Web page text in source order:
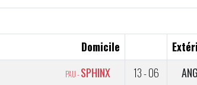
Domicile
PAU - SPHINX 13 - 06